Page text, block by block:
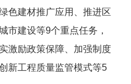
色建材推广应用、推进区
市建设等9个重点任务，
激励政策保障、加强制度
新工程质量监管模式等5